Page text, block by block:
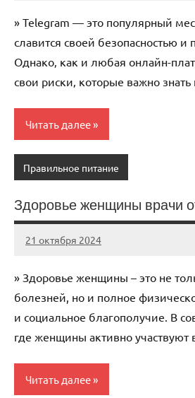
» Telegram — это популярный
славится своей безопасностью и
Однако‚ как и любая онлайн-
свои риски‚ которые важно
Читать далее
Правильное питание
Здоровье женщины врачи
21 октября 2024
immo_navi_ru
Нет
» Здоровье женщины – это не
болезней, но и полное
и социальное благополучие. В
где женщины активно
Читать далее